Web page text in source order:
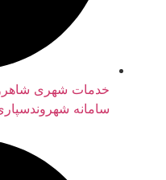
خدمات شهری شاهرود
سامانه شهروندسپاری در